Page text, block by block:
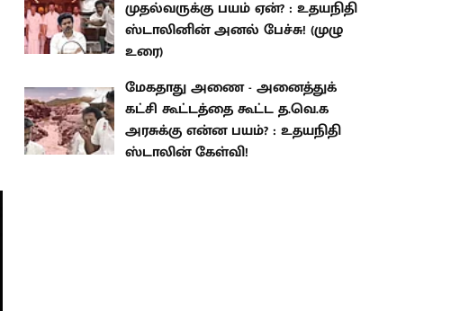
முதல்வருக்கு பயம் ஏன்? : உதயநிதி
ஸ்டாலினின் அனல் பேச்சு! (முழு
உரை)
மேகதாது அணை - அனைத்துக்
கட்சி கூட்டத்தை கூட்ட த.வெ.க
அரசுக்கு என்ன பயம்? : உதயநிதி
ஸ்டாலின் கேள்வி!